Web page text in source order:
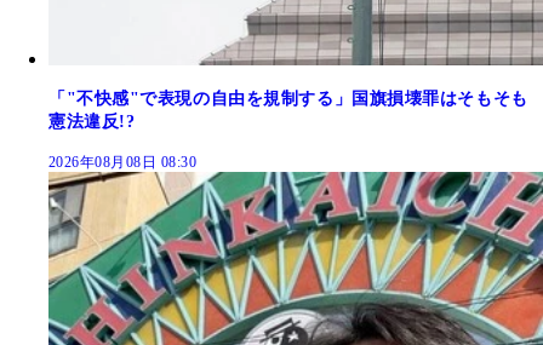
「"不快感"で表現の自由を規制する」国旗損壊罪はそもそも
憲法違反!?
2026年08月08日 08:30